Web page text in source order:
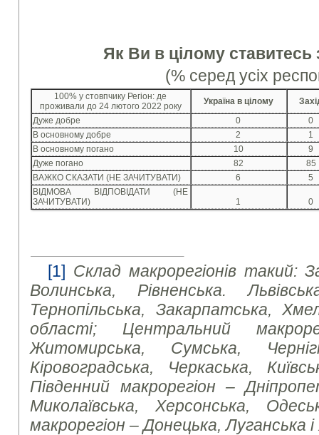
Як Ви в цілому ставитесь
(% серед усіх
100% у стовпчику Регіон: де
проживали до 24 лютого 2022 року
Україна в цілому
Дуже добре
0
0
В основному добре
2
1
В основному погано
10
9
Дуже погано
82
85
ВАЖКО СКАЗАТИ (НЕ ЗАЧИТУВАТИ)
6
5
ВІДМОВА ВІДПОВІДАТИ (НЕ
ЗАЧИТУВАТИ)
1 0
[1] Склад макрорегіонів такий:
Волинська, Рівненська.
Тернопільська, Закарпатська,
області; Центральний
Житомирська, Сумська,
Кіровоградська, Черкаська,
Південний макрорегіон –
Миколаївська, Херсонська,
макрорегіон – Донецька, Луганська